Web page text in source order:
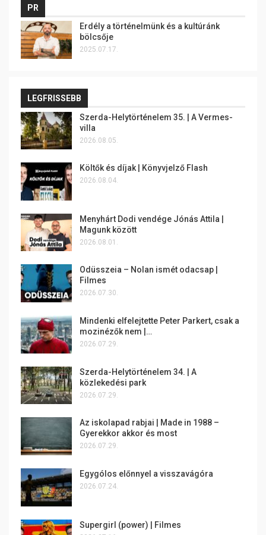
PR
Erdély a történelmünk és a kultúránk
bölcsője
2025.07.17.
LEGFRISSEBB
Szerda-Helytörténelem 35. | A Vermes-
villa
2026.08.05.
Költők és díjak | Könyvjelző Flash
2026.08.04.
Menyhárt Dodi vendége Jónás Attila |
Magunk között
2026.08.01.
Odüsszeia – Nolan ismét odacsap |
Filmes
2026.07.30.
Mindenki elfelejtette Peter Parkert, csak a
mozinézők nem |…
2026.07.29.
Szerda-Helytörténelem 34. | A
közlekedési park
2026.07.29.
Az iskolapad rabjai | Made in 1988 –
Gyerekkor akkor és most
2026.07.29.
Egygólos előnnyel a visszavágóra
2026.07.24.
Supergirl (power) | Filmes